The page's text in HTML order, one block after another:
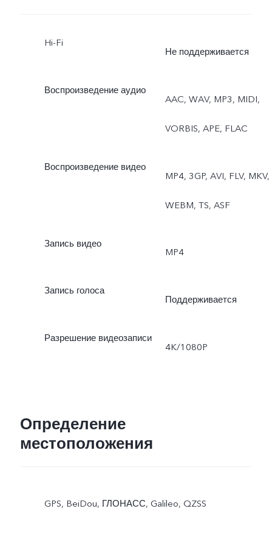
Hi-Fi
Не поддерживается
Воспроизведение аудио
AAC, WAV, MP3, MIDI,
VORBIS, APE, FLAC
Воспроизведение видео
MP4, 3GP, AVI, FLV, MKV,
WEBM, TS, ASF
Запись видео
MP4
Запись голоса
Поддерживается
Разрешение видеозаписи
4K/1080P
Определение
местоположения
GPS, BeiDou, ГЛОНАСС, Galileo, QZSS